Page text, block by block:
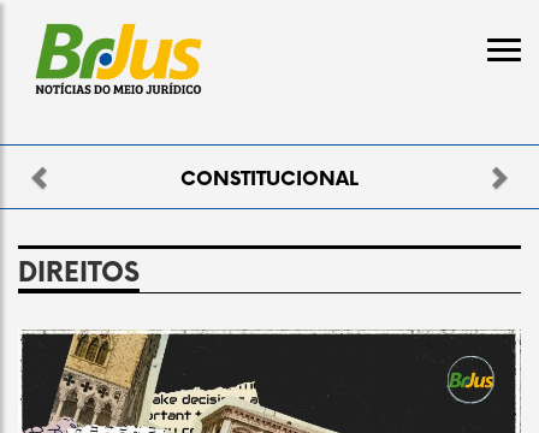
CONSTITUCIONAL
Previous
DIREITOS